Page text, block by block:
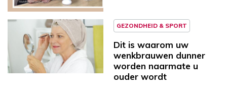
GEZONDHEID & SPORT
Dit is waarom uw
wenkbrauwen dunner
worden naarmate u
ouder wordt